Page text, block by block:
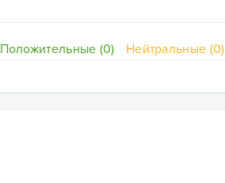
Положительные (0) Нейтральные (0)